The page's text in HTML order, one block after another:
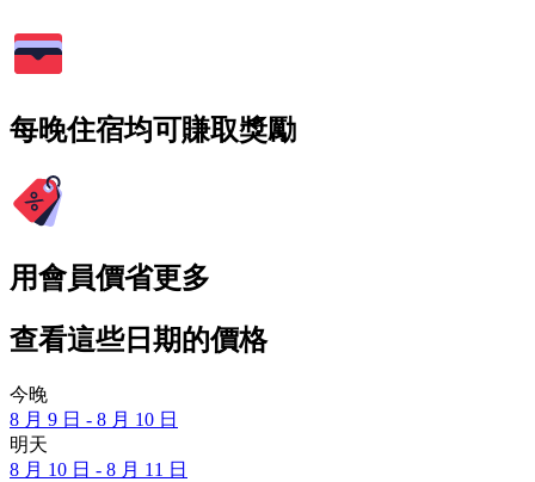
每晚住宿均可賺取獎勵
用會員價省更多
查看這些日期的價格
今晚
8 月 9 日 - 8 月 10 日
明天
8 月 10 日 - 8 月 11 日